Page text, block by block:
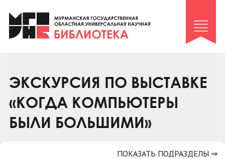
Клуб «Гиря и сельдерей»
Клуб «Семейный архив»
Коллегам
Контакты
ЭКСКУРСИЯ ПО ВЫСТАВКЕ
«КОГДА КОМПЬЮТЕРЫ
БЫЛИ БОЛЬШИМИ»
ПОКАЗАТЬ ПОДРАЗДЕЛЫ ⇒